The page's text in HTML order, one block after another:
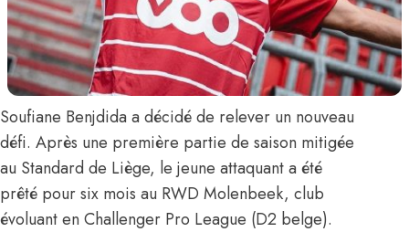
Soufiane Benjdida a décidé de relever un nouveau
défi. Après une première partie de saison mitigée
au Standard de Liège, le jeune attaquanta été
prêté pour six mois au RWD Molenbeek, club
évoluant en Challenger Pro League (D2 belge).